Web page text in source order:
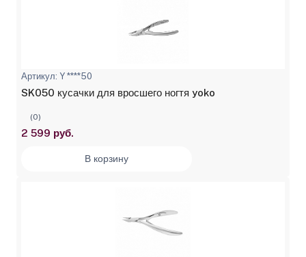
Артикул: Y ****50
SK050 кусачки для вросшего ногтя yoko
(0)
2 599 руб.
В корзину